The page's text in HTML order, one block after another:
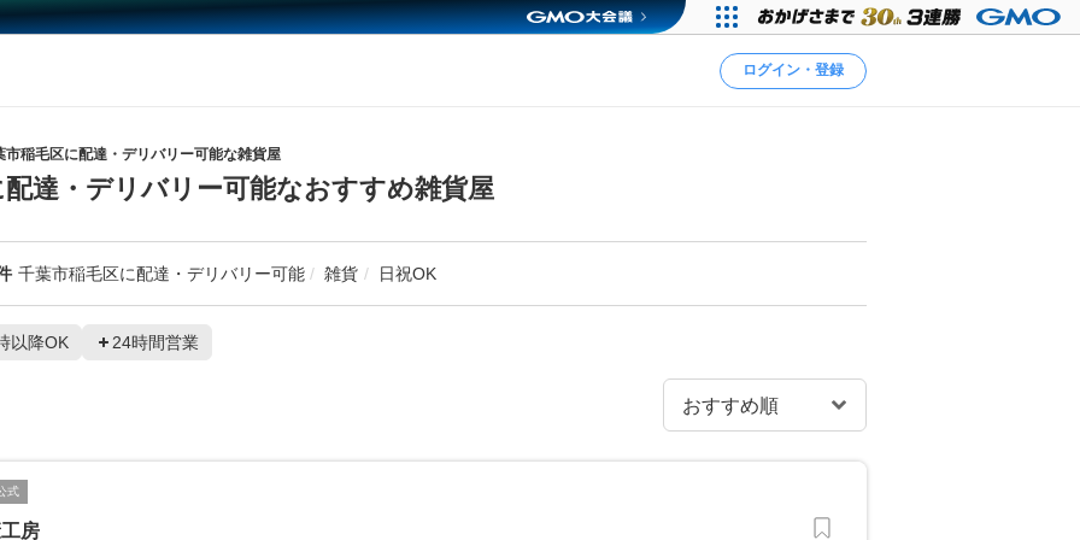
ログイン・登録
市稲毛区に配達・デリバリー可能な雑貨屋
達・デリバリー可能なおすすめ雑貨屋
千葉市稲毛区に配達・デリバリー可能 雑貨 日祝OK
以降OK 24時間営業
式
房